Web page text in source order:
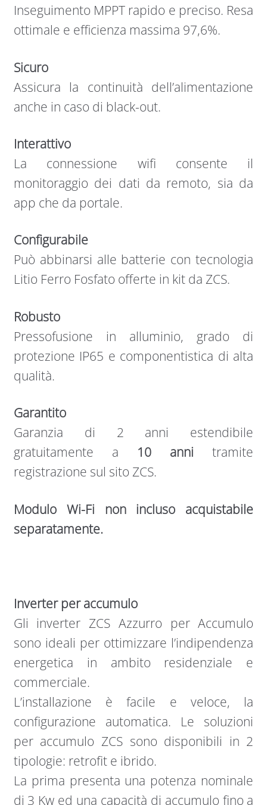
Inseguimento MPPT rapido e preciso. Resa
ottimale e efficienza massima 97,6%.
Sicuro
Assicura la continuità dell’alimentazione
anche in caso di black-out.
Interattivo
La connessione wifi consente il
monitoraggio dei dati da remoto, sia da
app che da portale.
Configurabile
Può abbinarsi alle batterie con tecnologia
Litio Ferro Fosfato offerte in kit da ZCS.
Robusto
Pressofusione in alluminio, grado di
protezione IP65 e componentistica di alta
qualità.
Garantito
Garanzia di 2 anni estendibile
gratuitamente a 10 anni tramite
registrazione sul sito ZCS.
Modulo Wi-Fi non incluso acquistabile
separatamente.
Inverter per accumulo
Gli inverter ZCS Azzurro per Accumulo
sono ideali per ottimizzare l’indipendenza
energetica in ambito residenziale e
commerciale.
L’installazione è facile e veloce, la
configurazione automatica. Le soluzioni
per accumulo ZCS sono disponibili in 2
tipologie: retrofit e ibrido.
La prima presenta una potenza nominale
di 3 Kw ed una capacità di accumulo fino a